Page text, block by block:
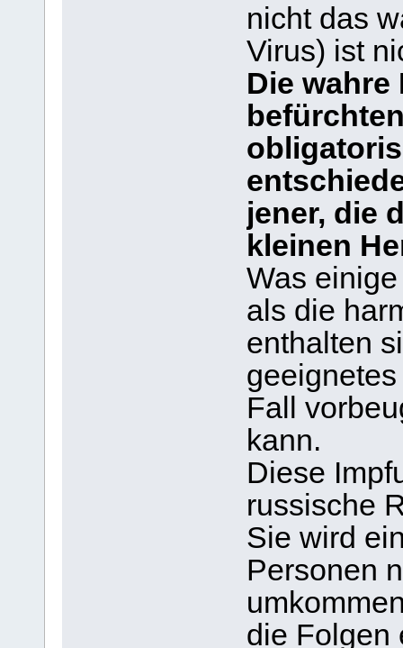
nicht das
Virus) ist
Die wahre
jener, die
kleinen
Was
als die
enthalten
Fall
kann.
Diese
russische
Sie wird
Personen
die Folgen